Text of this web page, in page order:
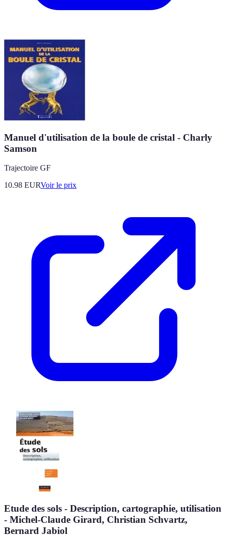
Manuel d'utilisation de la boule de cristal - Charly
Samson
Trajectoire GF
10.98 EURVoir le prix
Etude des sols - Description, cartographie, utilisation
- Michel-Claude Girard, Christian Schvartz,
Bernard Jabiol